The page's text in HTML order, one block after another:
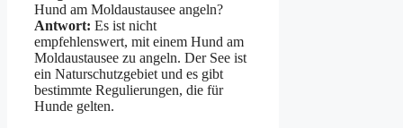
Hund am Moldaustausee angeln?
Antwort: Es ist nicht
empfehlenswert, mit einem Hund am
Moldaustausee zu angeln. Der See ist
ein Naturschutzgebiet und es gibt
bestimmte Regulierungen, die für
Hunde gelten.